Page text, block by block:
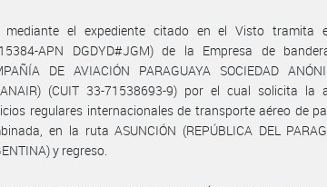
mediante el expediente citado en el Visto tramita
APN DGDYD#JGM) de la Empresa de
DE AVIACIÓN PARAGUAYA SOCIEDAD
(CUIT 33-71538693-9) por el cual solicita la
regulares internacionales de transporte aéreo de
en la ruta ASUNCIÓN (REPÚBLICA DEL
y regreso.